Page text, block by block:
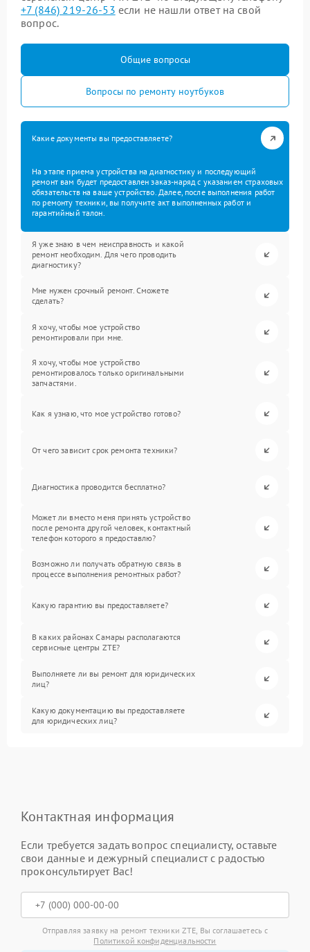
+7 (846) 219-26-53 если не нашли ответ на свой
вопрос.
Общие вопросы
Вопросы по ремонту ноутбуков
Какие документы вы предоставляете?
На этапе приема устройства на диагностику и последующий
ремонт вам будет предоставлен заказ-наряд с указанием страховых
обязательств на ваше устройство. Далее, после выполнения работ
по ремонту техники, вы получите акт выполненных работ и
гарантийный талон.
Я уже знаю в чем неисправность и какой
ремонт необходим. Для чего проводить
диагностику?
Мне нужен срочный ремонт. Сможете
сделать?
Я хочу, чтобы мое устройство
ремонтировали при мне.
Я хочу, чтобы мое устройство
ремонтировалось только оригинальными
запчастями.
Как я узнаю, что мое устройство готово?
От чего зависит срок ремонта техники?
Диагностика проводится бесплатно?
Может ли вместо меня принять устройство
после ремонта другой человек, контактный
телефон которого я предоставлю?
Возможно ли получать обратную связь в
процессе выполнения ремонтных работ?
Какую гарантию вы предоставляете?
В каких районах Самары располагаются
сервисные центры ZTE?
Выполняете ли вы ремонт для юридических
лиц?
Какую документацию вы предоставляете
для юридических лиц?
Контактная информация
Если требуется задать вопрос специалисту, оставьте
свои данные и дежурный специалист с радостью
проконсультирует Вас!
Отправляя заявку на ремонт техники ZTE, Вы соглашаетесь с
Политикой конфиденциальности